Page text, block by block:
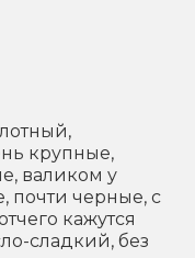
крупные,
валиком у
почти черные, с
кажутся
сладкий, без